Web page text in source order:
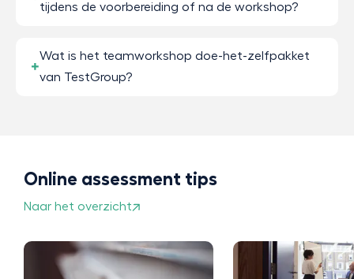
tijdens de voorbereiding of na de workshop?
Wat is het teamworkshop doe-het-zelfpakket
van TestGroup?
Online assessment tips
Naar het overzicht